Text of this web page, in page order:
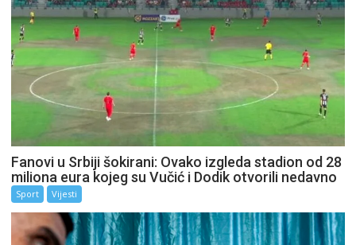
Fanovi u Srbiji šokirani: Ovako izgleda stadion od 28
miliona eura kojeg su Vučić i Dodik otvorili nedavno
Sport Vijesti